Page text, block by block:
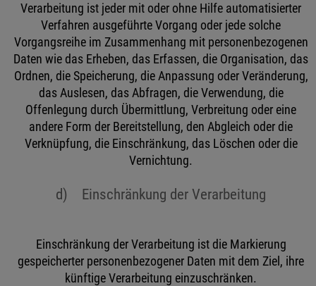
Verarbeitung ist jeder mit oder ohne Hilfe automatisierter
Verfahren ausgeführte Vorgang oder jede solche
Vorgangsreihe im Zusammenhang mit personenbezogenen
Daten wie das Erheben, das Erfassen, die Organisation, das
Ordnen, die Speicherung, die Anpassung oder Veränderung,
das Auslesen, das Abfragen, die Verwendung, die
Offenlegung durch Übermittlung, Verbreitung oder eine
andere Form der Bereitstellung, den Abgleich oder die
Verknüpfung, die Einschränkung, das Löschen oder die
Vernichtung.
d) Einschränkung der Verarbeitung
Einschränkung der Verarbeitung ist die Markierung
gespeicherter personenbezogener Daten mit dem Ziel, ihre
künftige Verarbeitung einzuschränken.